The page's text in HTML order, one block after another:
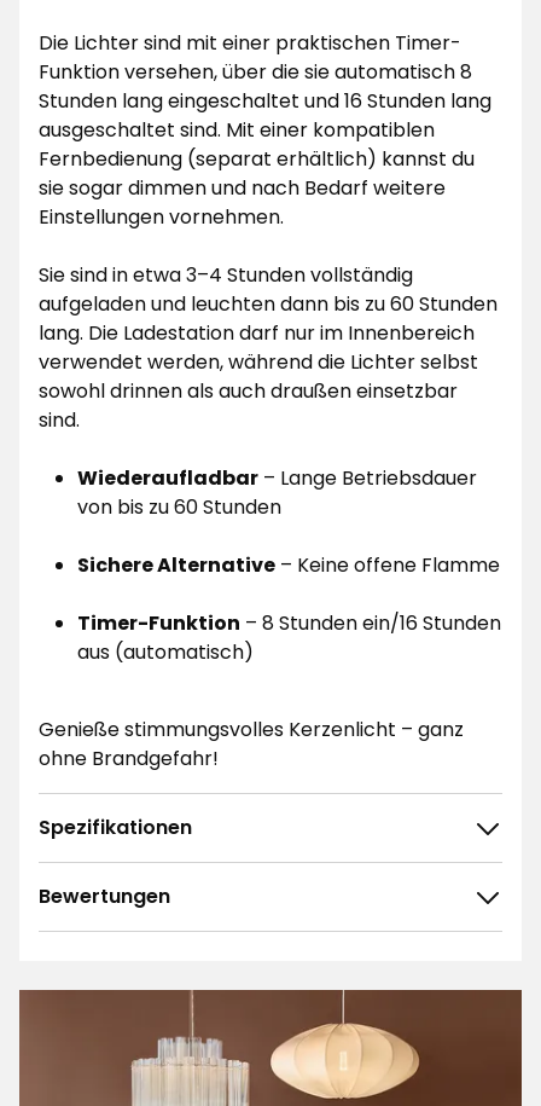
Die Lichter sind mit einer praktischen Timer-
Funktion versehen, über die sie automatisch 8
Stunden lang eingeschaltet und 16 Stunden lang
ausgeschaltet sind. Mit einer kompatiblen
Fernbedienung (separat erhältlich) kannst du
sie sogar dimmen und nach Bedarf weitere
Einstellungen vornehmen.
Sie sind in etwa 3–4 Stunden vollständig
aufgeladen und leuchten dann bis zu 60 Stunden
lang. Die Ladestation darf nur im Innenbereich
verwendet werden, während die Lichter selbst
sowohl drinnen als auch draußen einsetzbar
sind.
Wiederaufladbar – Lange Betriebsdauer
von bis zu 60 Stunden
Sichere Alternative – Keine offene Flamme
Timer-Funktion – 8 Stunden ein/16 Stunden
aus (automatisch)
Genieße stimmungsvolles Kerzenlicht – ganz
ohne Brandgefahr!
Spezifikationen
Bewertungen
4.4
3 ☆